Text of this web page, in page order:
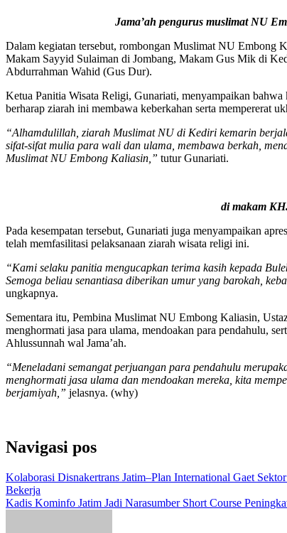
Jama’ah pengurus muslimat NU
Dalam kegiatan tersebut, rombongan Muslimat NU Embong
Makam Sayyid Sulaiman di Jombang, Makam Gus Mik di
Abdurrahman Wahid (Gus Dur).
Ketua Panitia Wisata Religi, Gunariati, menyampaikan
berharap ziarah ini membawa keberkahan serta mempererat
“Alhamdulillah, ziarah Muslimat NU di Kediri kemarin
sifat-sifat mulia para wali dan ulama, membawa berkah,
Muslimat NU Embong Kaliasin,” tutur Gunariati.
di makam
Pada kesempatan tersebut, Gunariati juga menyampaikan
telah memfasilitasi pelaksanaan ziarah wisata religi ini.
“Kami selaku panitia mengucapkan terima kasih kepada
Semoga beliau senantiasa diberikan umur yang barokah,
ungkapnya.
Sementara itu, Pembina Muslimat NU Embong Kaliasin,
menghormati jasa para ulama, mendoakan para pendahulu,
Ahlussunnah wal Jama’ah.
“Meneladani semangat perjuangan para pendahulu
menghormati jasa ulama dan mendoakan mereka, kita
berjamiyah,” jelasnya. (why)
Navigasi pos
Kolaborasi Disnakertrans Jatim–Plan International Gaet
Bekerja
Kadis Kominfo Jatim Jadi Narasumber Short Course